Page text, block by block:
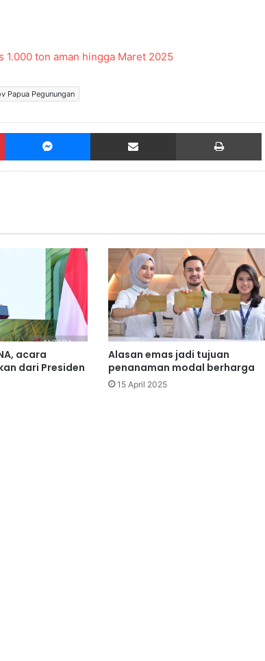
1.000 ton aman hingga Maret 2025
Papua Pegunungan
Pinterest Messenger Share via Email
acara
dari Presiden
Alasan emas jadi tujuan
penanaman modal berharga
15 April 2025